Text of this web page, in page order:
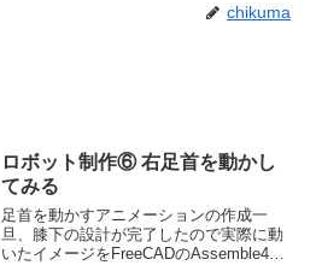
chikuma
ロボット制作⑥ 右足首を動かし
てみる
足首を動かすアニメーションの作成一
旦、膝下の設計が完了したので実際に動
いたイメージをFreeCADのAssemble4を